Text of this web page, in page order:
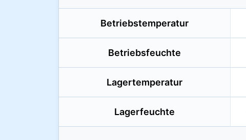
Betriebstemperatur
Betriebsfeuchte
Lagertemperatur
Lagerfeuchte